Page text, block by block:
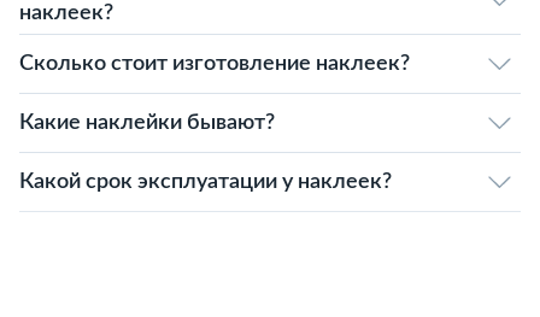
наклеек?
Сколько стоит изготовление наклеек?
Какие наклейки бывают?
Какой срок эксплуатации у наклеек?